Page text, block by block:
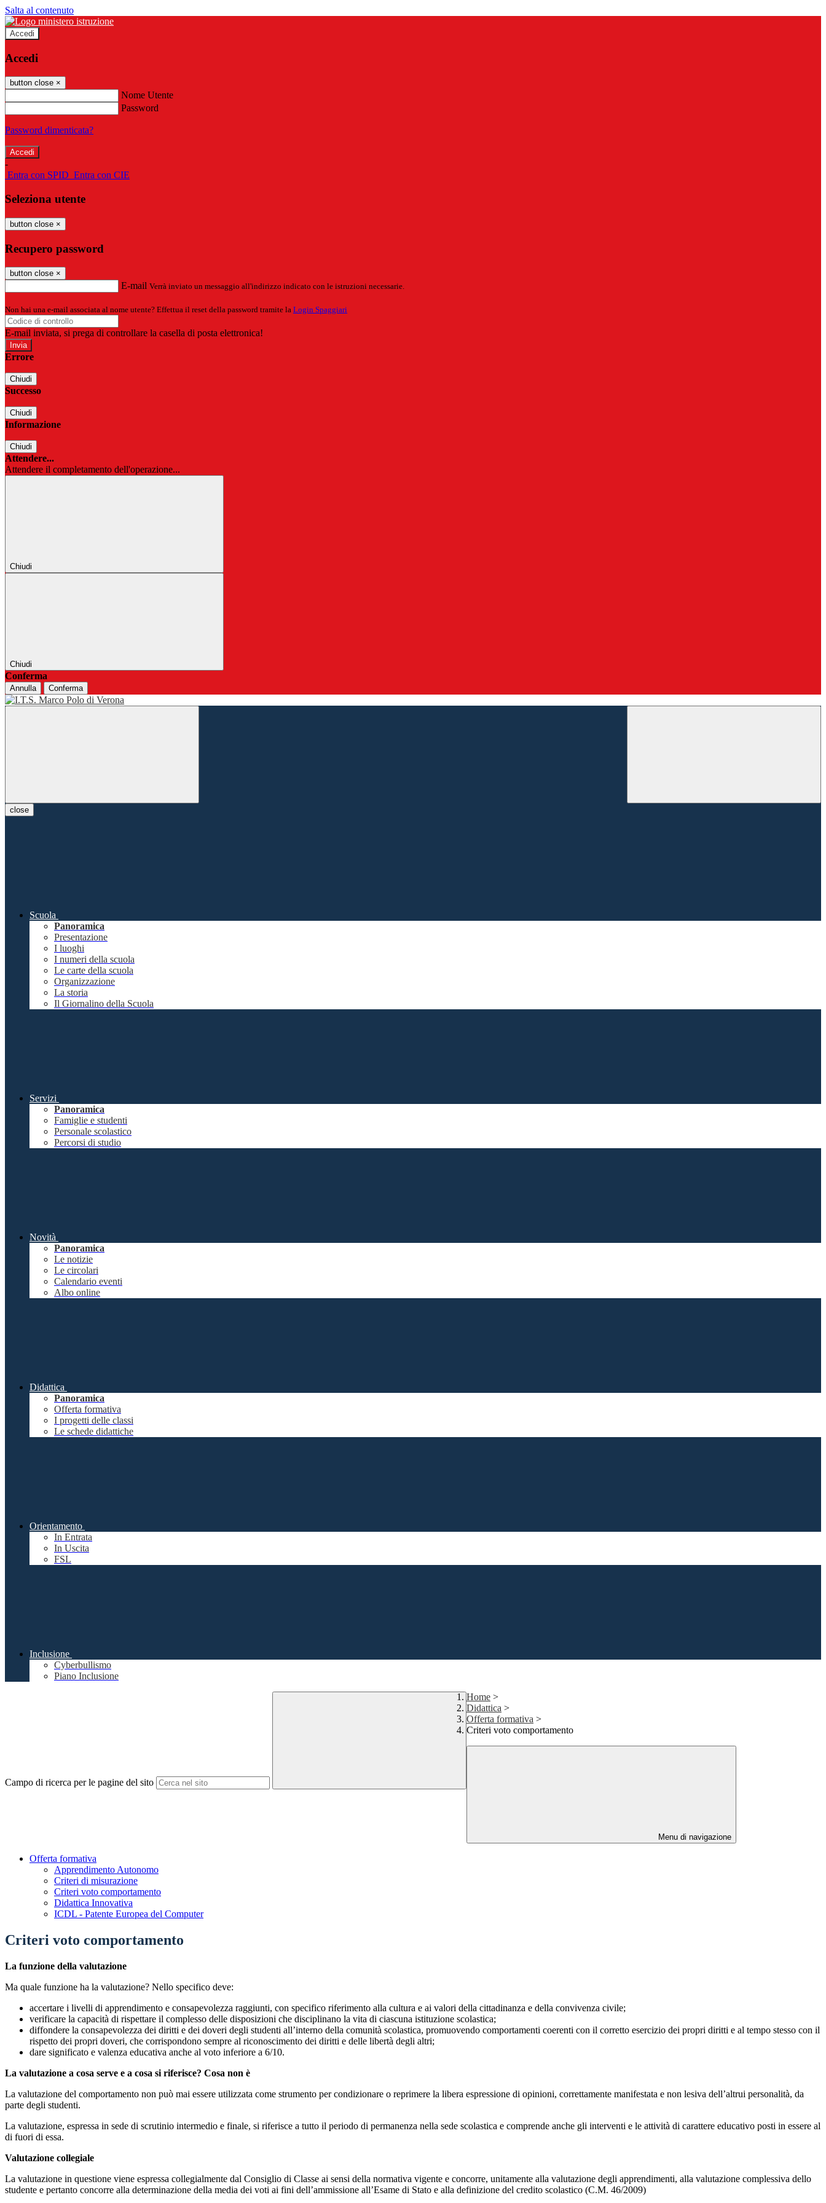
Salta al contenuto
Accedi
Accedi
button close ×
Nome Utente
Password
Password dimenticata?
-
Entra con SPID Entra con CIE
Seleziona utente
button close ×
Recupero password
button close ×
E-mail Verrà inviato un messaggio all'indirizzo indicato con le istruzioni necessarie.
Non hai una e-mail associata al nome utente? Effettua il reset della password tramite la Login Spaggiari
E-mail inviata, si prega di controllare la casella di posta elettronica!
Errore
Chiudi
Successo
Chiudi
Informazione
Chiudi
Attendere...
Attendere il completamento dell'operazione...
Chiudi
Chiudi
Conferma
Annulla Conferma
close
Scuola
Panoramica
Presentazione
I luoghi
I numeri della scuola
Le carte della scuola
Organizzazione
La storia
Il Giornalino della Scuola
Servizi
Panoramica
Famiglie e studenti
Personale scolastico
Percorsi di studio
Novità
Panoramica
Le notizie
Le circolari
Calendario eventi
Albo online
Didattica
Panoramica
Offerta formativa
I progetti delle classi
Le schede didattiche
Orientamento
In Entrata
In Uscita
FSL
Inclusione
Cyberbullismo
Piano Inclusione
Campo di ricerca per le pagine del sito
Home >
Didattica >
Offerta formativa >
Criteri voto comportamento
Menu di navigazione
Offerta formativa
Apprendimento Autonomo
Criteri di misurazione
Criteri voto comportamento
Didattica Innovativa
ICDL - Patente Europea del Computer
Criteri voto comportamento
La funzione della valutazione
Ma quale funzione ha la valutazione? Nello specifico deve:
accertare i livelli di apprendimento e consapevolezza raggiunti, con specifico riferimento alla cultura e ai valori della cittadinanza e della convivenza civile;
verificare la capacità di rispettare il complesso delle disposizioni che disciplinano la vita di ciascuna istituzione scolastica;
diffondere la consapevolezza dei diritti e dei doveri degli studenti all’interno della comunità scolastica, promuovendo comportamenti coerenti con il corretto esercizio dei propri diritti e al tempo stesso con il
rispetto dei propri doveri, che corrispondono sempre al riconoscimento dei diritti e delle libertà degli altri;
dare significato e valenza educativa anche al voto inferiore a 6/10.
La valutazione a cosa serve e a cosa si riferisce? Cosa non è
La valutazione del comportamento non può mai essere utilizzata come strumento per condizionare o reprimere la libera espressione di opinioni, correttamente manifestata e non lesiva dell’altrui personalità, da
parte degli studenti.
La valutazione, espressa in sede di scrutinio intermedio e finale, si riferisce a tutto il periodo di permanenza nella sede scolastica e comprende anche gli interventi e le attività di carattere educativo posti in essere al
di fuori di essa.
Valutazione collegiale
La valutazione in questione viene espressa collegialmente dal Consiglio di Classe ai sensi della normativa vigente e concorre, unitamente alla valutazione degli apprendimenti, alla valutazione complessiva dello
studente e pertanto concorre alla determinazione della media dei voti ai fini dell’ammissione all’Esame di Stato e alla definizione del credito scolastico (C.M. 46/2009)